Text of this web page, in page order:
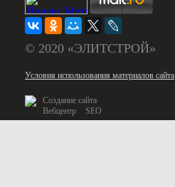
© 2020 «ЭЛИТСТРОЙ»
Условия использования материалов сайта
Создание сайта
Вебцентр
SEO